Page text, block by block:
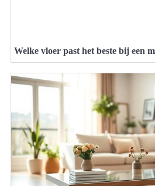
Welke vloer past het beste bij een